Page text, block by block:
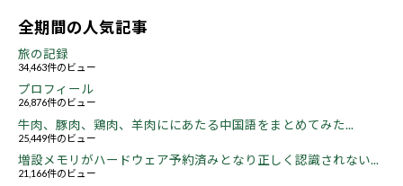
全期間の人気記事
旅の記録
34,463件のビュー
プロフィール
26,876件のビュー
牛肉、豚肉、鶏肉、羊肉ににあたる中国語をまとめてみた...
25,449件のビュー
増設メモリがハードウェア予約済みとなり正しく認識されない...
21,166件のビュー